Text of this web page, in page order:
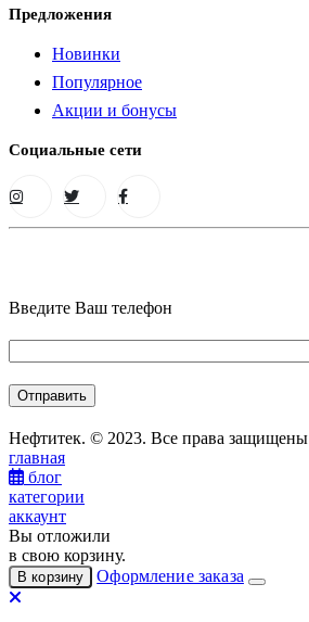
Предложения
Новинки
Популярное
Акции и бонусы
Социальные сети
Введите Ваш телефон
Нефтитек. © 2023. Все права защищены
главная
блог
категории
аккаунт
Вы отложили
в свою корзину.
В корзину Оформление заказа